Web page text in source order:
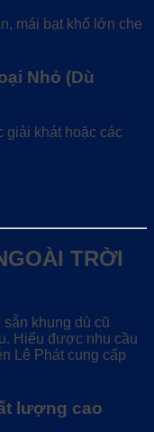
mái bạt khổ lớn che
Nhỏ (Dù
giải khát hoặc các
TRỜI
sẵn khung dù cũ
Hiểu được nhu cầu
Lê Phát cung cấp
lượng cao